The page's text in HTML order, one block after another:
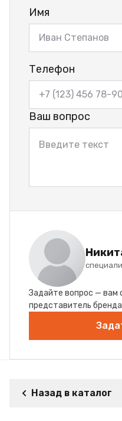
Имя
Телефон
Ваш вопрос
Задайте вопрос — вам
представитель бренда
Назад в каталог